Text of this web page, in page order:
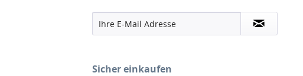
Sicher einkaufen